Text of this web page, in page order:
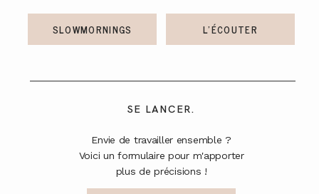
SE LANCER.
SLOWMORNINGS
Envie de travailler ensemble ?
Voici un formulaire pour m'apporter
plus de précisions !
L'ÉCOUTER